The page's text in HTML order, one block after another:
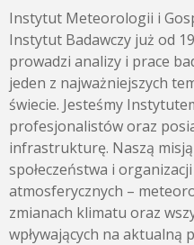
Instytut Meteorologii i
Instytut Badawczy już od
prowadzi analizy i prace
jeden z najważniejszych
świecie. Jesteśmy
profesjonalistów oraz
infrastrukturę. Naszą
społeczeństwa i
atmosferycznych –
zmianach klimatu oraz
wpływających na aktualną